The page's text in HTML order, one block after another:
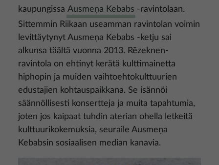
kaupungissa Ausmeņa Kebabs -ravintolaan.
Sittemmin Riikaan useamman ravintolan voimin
levittäytynyt Ausmeņa Kebabs -ketju sai
alkunsa täältä vuonna 2013. Rēzeknen-
ravintola on ehtinyt kerätä kulttimainetta
hiphopin ja muiden vaihtoehtokulttuurien
edustajien kohtauspaikkana. Se isännöi
säännöllisesti konsertteja ja muita tapahtumia,
joten jos kaipaat tuhdin aterian ohella letkeitä
kulttuurikokemuksia, seuraile Ausmeņa
Kebabsin sosiaalisen median kanavia.